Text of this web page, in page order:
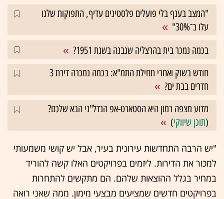
"המצב בענף בלי פועלים פלסטינים עדיף, התפוקות שלנו
עלו ב־30%"
בכמה נמכר בית בהרצליה שנבנה בשנת 1951?
חודש בשוק ואחרי תחילת התמ"א: בכמה נמכרה דירת 3
חדרים בבת ים?
מדוע מצפה רמון היא הסטארט-אפ הנדל"ני הבא שלכם?
(תוכן שיווקי)
"יש הרבה התחדשות עירונית בעיר, אבל יש קושי משמעותי
למכור את הדירות. ליזמים בפרויקטים האלו קשה להוריד
במחיר בגלל ההוצאות שלהם. הם מתקשים להתחרות
בפרויקטים חדשים שמציעים מבצעי מימון. ממה שאני רואה